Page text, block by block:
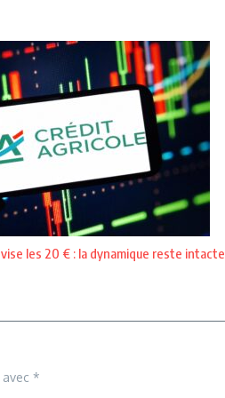
les 20 € : la dynamique reste intacte
*